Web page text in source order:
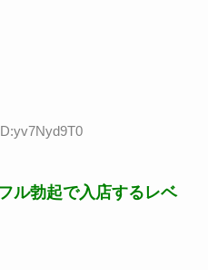
ル勃起で入店するレベ